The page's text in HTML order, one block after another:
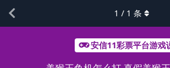
安信11彩票平台游戏
1 / 1 条